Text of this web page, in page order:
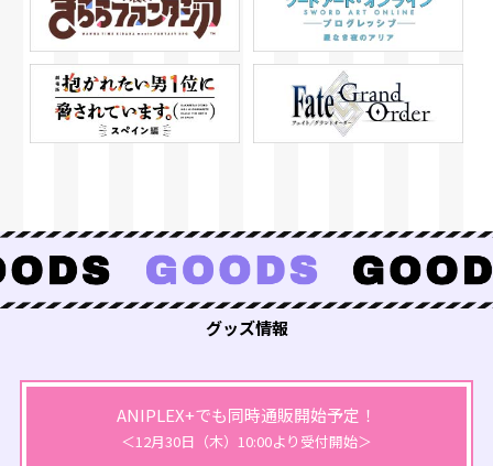
グッズ情報
ANIPLEX+でも同時通販開始予定！
＜12月30日（木）10:00より受付開始＞